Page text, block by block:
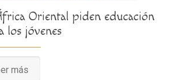
Oriental piden educación
los jóvenes
más